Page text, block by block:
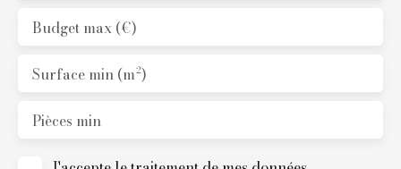
Budget max (€)
Surface min (m²)
Pièces min